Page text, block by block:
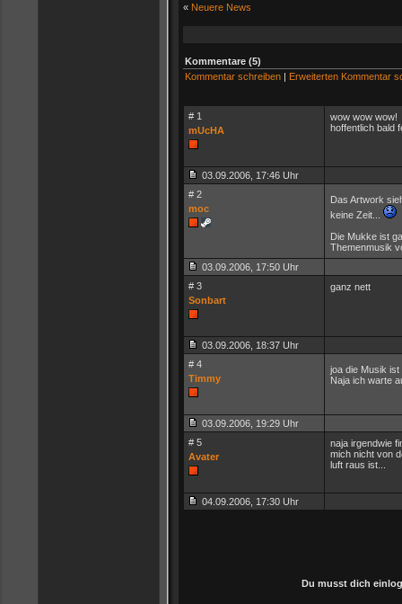
« Neuere News
Kommentare (5)
Kommentar schreiben | Erweiterten Kommentar
# 1
mUcHA
wow wow wow!
hoffentlich bald
03.09.2006, 17:46 Uhr
# 2
moc
Das Artwork
keine Zeit...
Die Mukke ist
Themenmusik
03.09.2006, 17:50 Uhr
# 3
Sonbart
ganz nett
03.09.2006, 18:37 Uhr
# 4
Timmy
joa die Musik
Naja ich warte
03.09.2006, 19:29 Uhr
# 5
Avater
naja irgendwie
mich nicht von
luft raus ist...
04.09.2006, 17:30 Uhr
Du musst dich